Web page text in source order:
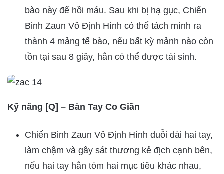
bào này để hồi máu. Sau khi bị hạ gục, Chiến
Binh Zaun Vô Định Hình có thể tách mình ra
thành 4 mảng tế bào, nếu bất kỳ mảnh nào còn
tồn tại sau 8 giây, hắn có thể được tái sinh.
Kỹ năng [Q] – Bàn Tay Co Giãn
Chiến Binh Zaun Vô Định Hình duỗi dài hai tay,
làm chậm và gây sát thương kẻ địch cạnh bên,
nếu hai tay hắn tóm hai mục tiêu khác nhau,